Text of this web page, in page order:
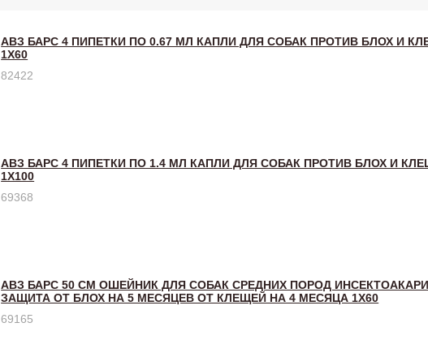
АВЗ БАРС 4 ПИПЕТКИ ПО 0.67 МЛ КАПЛИ ДЛЯ СОБАК ПРОТИВ БЛОХ И
1Х60
82422
АВЗ БАРС 4 ПИПЕТКИ ПО 1.4 МЛ КАПЛИ ДЛЯ СОБАК ПРОТИВ БЛОХ И
1Х100
69368
АВЗ БАРС 50 СМ ОШЕЙНИК ДЛЯ СОБАК СРЕДНИХ ПОРОД
ЗАЩИТА ОТ БЛОХ НА 5 МЕСЯЦЕВ ОТ КЛЕЩЕЙ НА 4 МЕСЯЦА 1Х60
69165